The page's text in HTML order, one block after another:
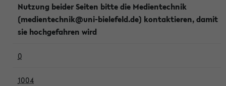
Nutzung beider Seiten bitte die Medientechnik
(medientechnik@uni-bielefeld.de) kontaktieren, damit
sie hochgefahren wird
0
1004